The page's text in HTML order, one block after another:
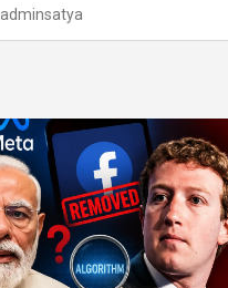
adminsatya